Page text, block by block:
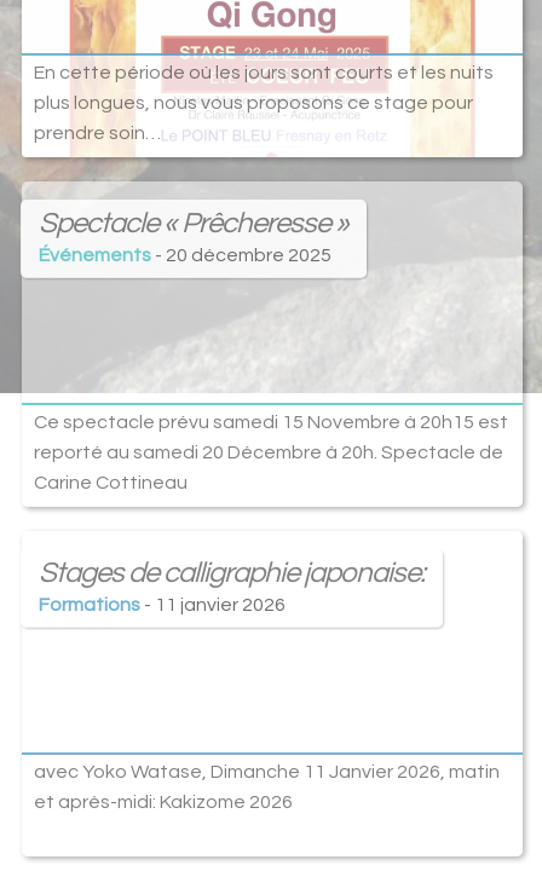
En cette période où les jours sont courts et les nuits
plus longues, nous vous proposons ce stage pour
prendre soin…
Spectacle « Prêcheresse »
Événements- 20 décembre 2025
Ce spectacle prévu samedi 15 Novembre à 20h15 est
reporté au samedi 20 Décembre à 20h. Spectacle de
Carine Cottineau
Stages de calligraphie japonaise:
Formations- 11 janvier 2026
avec Yoko Watase, Dimanche 11 Janvier 2026, matin
et après-midi: Kakizome 2026